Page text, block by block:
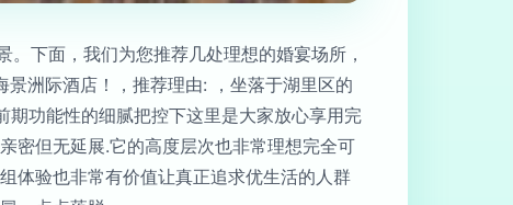
下面，我们为您推荐几处理想的婚宴场所，
洲际酒店！，推荐理由: ，坐落于湖里区的
功能性的细腻把控下这里是大家放心享用完
密但无延展.它的高度层次也非常理想完全可
体验也非常有价值让真正追求优生活的人群